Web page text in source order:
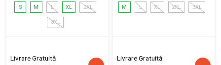
S M L XL 2XL
3XL
Livrare Gratuită
M L XL 2XL 3XL
Livrare Gratuită